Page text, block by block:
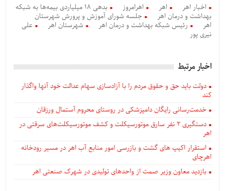
اخبار اهر اهر اهرامروز
بدهی ۱۸ میلیاردی بیمه‌ها به شبکه
بهداشت و درمان اهر
جلسه شورای آموزش و پرورش شهرستان
اهر
رئیس شبکه بهداشت و درمان اهر شهرستان اهر
علی
نیری پور
اخبار مرتبط
دولت باید حق و حقوق مردم را با آزادسازی سهام عدالت خود آنها واگذار
کند
خدمت‌رسانی رایگان دامپزشکی در روستای محروم آستمال ورزقان
دستگيری ۲ نفر سارق موتورسیکلت و کشف موتورسیکلت‌های سرقتی در
اهر
استقرار اکیپ های گشت و بازرسی امور منابع آب اهر در مسیر رودخانه
اهرچای
بازدید معاون وزیر صمت از واحدهای تولیدی در شهرک صنعتی اهر